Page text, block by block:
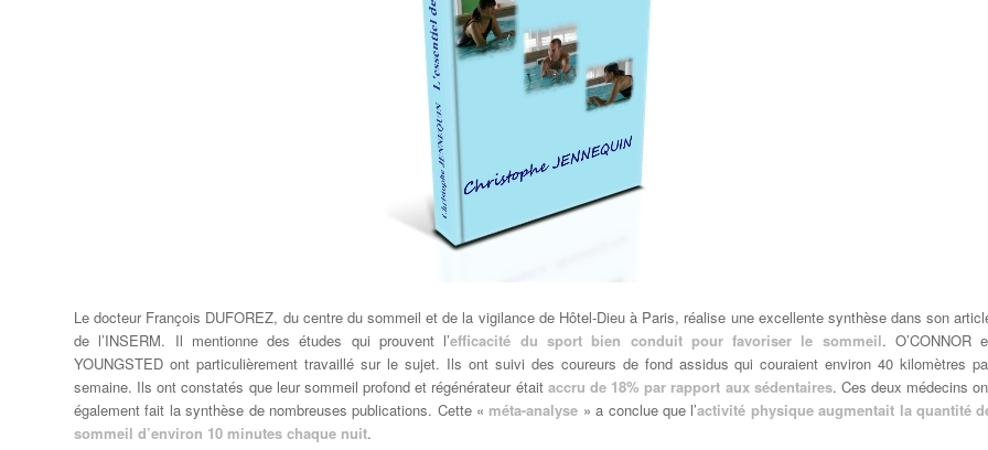
Le docteur François DUFOREZ, du centre du sommeil et de la vigilance de Hôtel-Dieu à Paris, réalise une excellente synthèse dans son
de l’INSERM. Il mentionne des études qui prouvent l’efficacité du sport bien conduit pour favoriser le sommeil. O’CONNOR
YOUNGSTED ont particulièrement travaillé sur le sujet. Ils ont suivi des coureurs de fond assidus qui couraient environ 40 kilomètres
semaine. Ils ont constatés que leur sommeil profond et régénérateur était accru de 18% par rapport aux sédentaires. Ces deux médecins
également fait la synthèse de nombreuses publications. Cette « méta-analyse » a conclue que l’activité physique augmentait la quantité
sommeil d’environ 10 minutes chaque nuit.